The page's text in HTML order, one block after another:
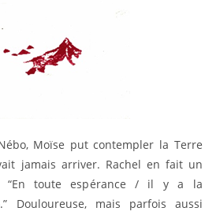
Moïse put contempler la Terre
jamais arriver. Rachel en fait un
“En toute espérance / il y a la
Douloureuse, mais parfois aussi